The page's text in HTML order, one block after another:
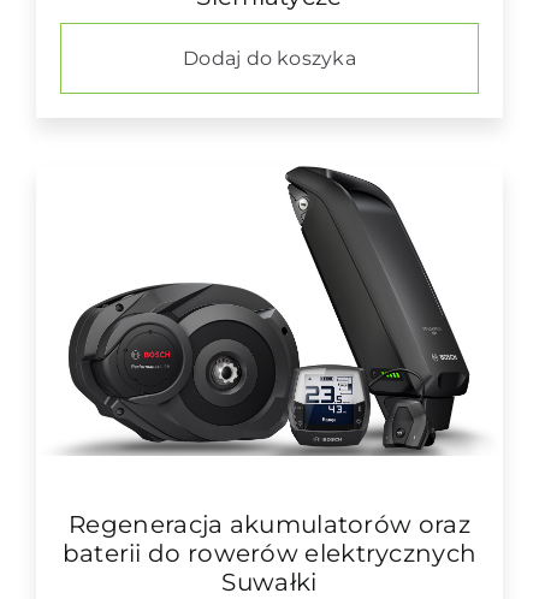
Dodaj do koszyka
Regeneracja akumulatorów oraz
baterii do rowerów elektrycznych
Suwałki